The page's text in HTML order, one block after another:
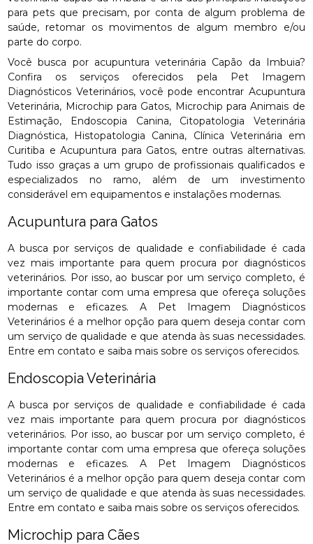
para pets que precisam, por conta de algum problema de
saúde, retomar os movimentos de algum membro e/ou
parte do corpo.
Você busca por acupuntura veterinária Capão da Imbuia?
Confira os serviços oferecidos pela Pet Imagem
Diagnósticos Veterinários, você pode encontrar Acupuntura
Veterinária, Microchip para Gatos, Microchip para Animais de
Estimação, Endoscopia Canina, Citopatologia Veterinária
Diagnóstica, Histopatologia Canina, Clínica Veterinária em
Curitiba e Acupuntura para Gatos, entre outras alternativas.
Tudo isso graças a um grupo de profissionais qualificados e
especializados no ramo, além de um investimento
considerável em equipamentos e instalações modernas.
Acupuntura para Gatos
A busca por serviços de qualidade e confiabilidade é cada
vez mais importante para quem procura por diagnósticos
veterinários. Por isso, ao buscar por um serviço completo, é
importante contar com uma empresa que ofereça soluções
modernas e eficazes. A Pet Imagem Diagnósticos
Veterinários é a melhor opção para quem deseja contar com
um serviço de qualidade e que atenda às suas necessidades.
Entre em contato e saiba mais sobre os serviços oferecidos.
Endoscopia Veterinária
A busca por serviços de qualidade e confiabilidade é cada
vez mais importante para quem procura por diagnósticos
veterinários. Por isso, ao buscar por um serviço completo, é
importante contar com uma empresa que ofereça soluções
modernas e eficazes. A Pet Imagem Diagnósticos
Veterinários é a melhor opção para quem deseja contar com
um serviço de qualidade e que atenda às suas necessidades.
Entre em contato e saiba mais sobre os serviços oferecidos.
Microchip para Cães